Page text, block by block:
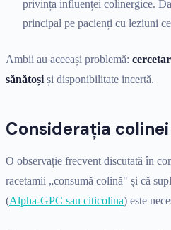
privința influenței colinergice.
principal pe pacienți cu leziuni
Ambii au aceeași problemă:
sănătoși și disponibilitate incertă.
Considerația
O observație frecvent discutată în
racetamii „consumă colină" și că
(Alpha-GPC sau citicolina) este